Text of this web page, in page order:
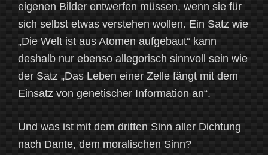
eigenen Bilder entwerfen müssen, wenn sie für
sich selbst etwas verstehen wollen. Ein Satz wie
„Die Welt ist aus Atomen aufgebaut“ kann
deshalb nur ebenso allegorisch sinnvoll sein wie
der Satz „Das Leben einer Zelle fängt mit dem
Einsatz von genetischer Information an“.
Und was ist mit dem dritten Sinn aller Dichtung
nach Dante, dem moralischen Sinn?